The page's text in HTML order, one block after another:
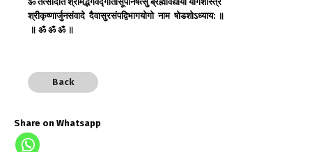
श्रीकृष्णार्जुनसंवादे दैवासुरसंपद्विभागयोगो नाम षोडशोऽध्याय: ॥
॥ ॐ ॐ ॐ ॥
Back
Share on Whatsapp